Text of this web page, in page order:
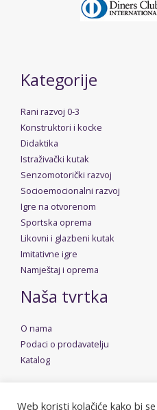
Kategorije
Rani razvoj 0-3
Konstruktori i kocke
Didaktika
Istraživački kutak
Senzomotorički razvoj
Socioemocionalni razvoj
Igre na otvorenom
Sportska oprema
Likovni i glazbeni kutak
Imitativne igre
Namještaj i oprema
Naša tvrtka
O nama
Podaci o prodavatelju
Katalog
Web koristi kolačiće kako bi